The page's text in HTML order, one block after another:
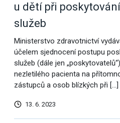
u dětí při
služeb
Ministerstvo zdravotnictví
účelem sjednocení postupu
služeb (dále jen
nezletilého pacienta na
zástupců a osob blízkých při […]
13. 6. 2023